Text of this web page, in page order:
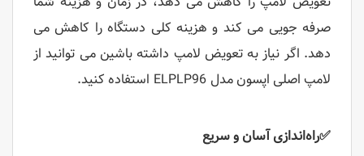
صرفه جویی می کند و هزینه کلی دستگاه را کاهش می
دهد. اگر نیاز به تعویض لامپ داشته باشین می توانید از
لامپ اصلی اپسون مدل ELPLP96 استفاده کنید.
✅راه‌اندازی آسان و سریع